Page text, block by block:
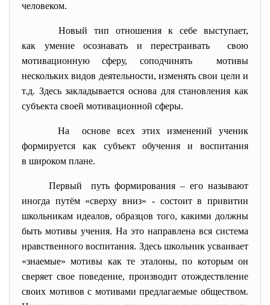
человеком.
Новый тип отношения к себе выступает,
как умение осознавать и перестраивать свою
мотивационную сферу, соподчинять мотивы
нескольких видов деятельности, изменять свои цели и
т.д. Здесь закладывается основа для становления как
субъекта своей мотивационной сферы.
На основе всех этих изменений ученик
формируется как субъектобучения и воспитания
в широком плане.
Первый путь формирования – его называют
иногда путём «сверху вниз» - состоит в привитии
школьникам идеалов, образцов того, какими должны
быть мотивы учения. На это направлена вся система
нравственного воспитания. Здесь школьник усваивает
«знаемые» мотивы как те эталоны, по которым он
сверяет свое поведение, производит отождествление
своих мотивов с мотивами предлагаемые обществом.